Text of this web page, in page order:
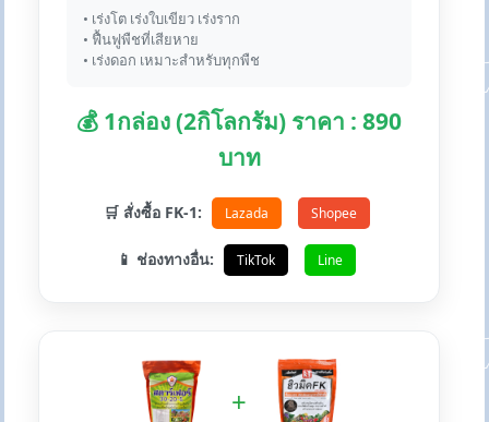
• เร่งโต เร่งใบเขียว เร่งราก
• ฟื้นฟูพืชที่เสียหาย
• เร่งดอก เหมาะสำหรับทุกพืช
💰 1กล่อง (2กิโลกรัม) ราคา : 890
บาท
🛒 สั่งซื้อ FK-1: Lazada Shopee
📱 ช่องทางอื่น: TikTok Line
+